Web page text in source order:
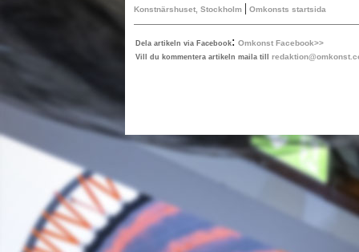
Konstnärshuset, Stockholm | Omkonsts startsida
Dela artikeln via Facebook: Omkonst Facebook>>
Vill du kommentera artikeln maila till